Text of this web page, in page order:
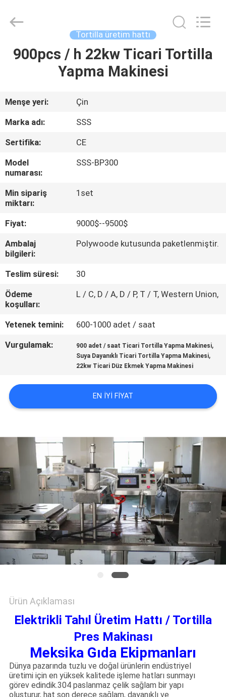
EVDE
VIDEOLAR
BIZIM
HAKKIMIZDA
FABRIKA
TURU
KALITE
KONTROLÜ
BIZIMLE
BIR
İSTE
SITE
HARITASI
PRIVACY
POLICY
Technology
Reserved.
Tortilla üretim hattı
900pcs / h 22kw Ticari Tortilla
Yapma Makinesi
Menşe yeri:
Çin
Marka adı:
SSS
Sertifika:
CE
Model
numarası:
SSS-BP300
Min sipariş
miktarı:
1set
Fiyat:
9000$--9500$
Ambalaj
bilgileri:
Polywoode kutusunda paketlenmiştir.
Teslim süresi:
30
Ödeme
koşulları:
L / C, D / A, D / P, T / T, Western Union,
Yetenek temini:
600-1000 adet / saat
Vurgulamak:
900 adet / saat Ticari Tortilla Yapma Makinesi,
Suya Dayanıklı Ticari Tortilla Yapma Makinesi,
22kw Ticari Düz Ekmek Yapma Makinesi
EN IYI FIYAT
Ürün Açıklaması
Elektrikli Tahıl Üretim Hattı / Tortilla
Pres Makinası
Meksika Gıda Ekipmanları
Dünya pazarında tuzlu ve doğal ürünlerin endüstriyel
üretimi için en yüksek kalitede işleme hatları sunmayı
görev edindik.304 paslanmaz çelik sağlam bir yapı
oluşturur, hat son derece sağlam, dayanıklı ve